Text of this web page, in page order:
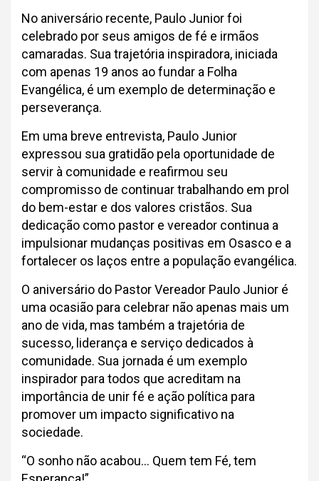
No aniversário recente, Paulo Junior foi
celebrado por seus amigos de fé e irmãos
camaradas. Sua trajetória inspiradora, iniciada
com apenas 19 anos ao fundar a Folha
Evangélica, é um exemplo de determinação e
perseverança.
Em uma breve entrevista, Paulo Junior
expressou sua gratidão pela oportunidade de
servir à comunidade e reafirmou seu
compromisso de continuar trabalhando em prol
do bem-estar e dos valores cristãos. Sua
dedicação como pastor e vereador continua a
impulsionar mudanças positivas em Osasco e a
fortalecer os laços entre a população evangélica.
O aniversário do Pastor Vereador Paulo Junior é
uma ocasião para celebrar não apenas mais um
ano de vida, mas também a trajetória de
sucesso, liderança e serviço dedicados à
comunidade. Sua jornada é um exemplo
inspirador para todos que acreditam na
importância de unir fé e ação política para
promover um impacto significativo na
sociedade.
“O sonho não acabou… Quem tem Fé, tem